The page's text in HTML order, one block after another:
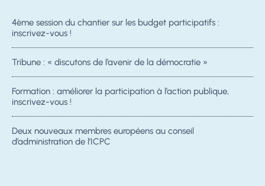
4ème session du chantier sur les budget participatifs :
inscrivez-vous !
Tribune : « discutons de l’avenir de la démocratie »
Formation : améliorer la participation à l’action publique,
inscrivez-vous !
Deux nouveaux membres européens au conseil
d’administration de l’ICPC